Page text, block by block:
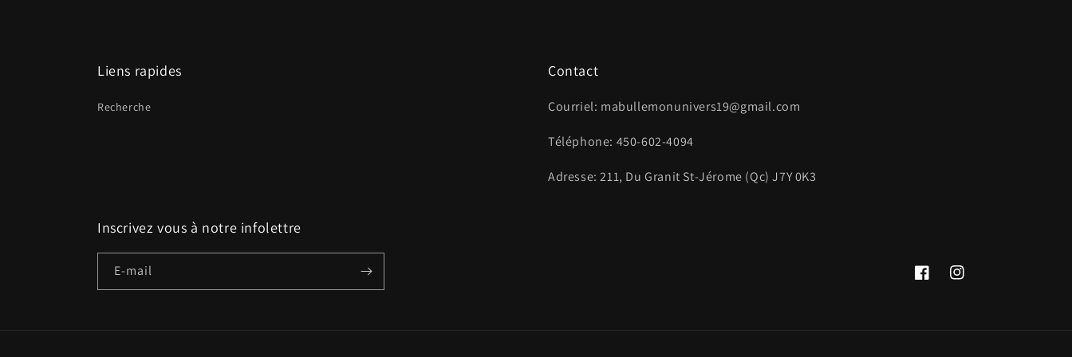
Liens rapides
Recherche
Contact
Courriel: mabullemonunivers19@gmail.com
Téléphone: 450-602-4094
Adresse: 211, Du Granit St-Jérome (Qc) J7Y 0K3
Inscrivez vous à notre infolettre
E-mail
FacebookInstagram